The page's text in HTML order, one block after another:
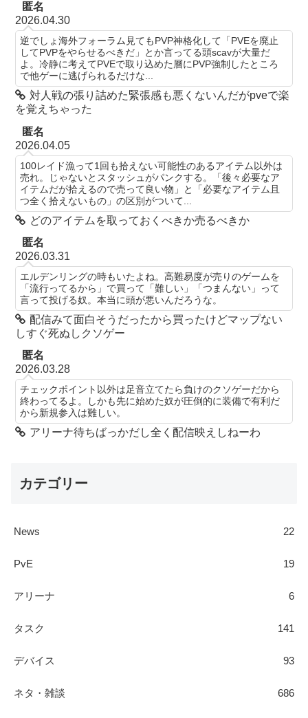
匿名
2026.04.30
逆でしょ海外フォーラム見てもPVP神格化して「PVEを廃止
してPVPをやらせるべきだ」とか言ってる頭scavが大量だ
よ。冷静に考えてPVEで取り込めた層にPVP強制したところ
で他ゲーに逃げられるだけな...
対人戦の張り詰めた緊張感も悪くないんだがpveで楽
を覚えちゃった
匿名
2026.04.05
100レイド漁って1回も拾えない可能性のあるアイテム以外は
売れ。じゃないとスタッシュがパンクする。「後々必要なア
イテムだが拾えるので売って良い物」と「必要なアイテム且
つ全く拾えないもの」の区別がついて...
どのアイテムを取っておくべきか売るべきか
匿名
2026.03.31
エルデンリングの時もいたよね。高難易度が売りのゲームを
「流行ってるから」で買って「難しい」「つまんない」って
言って投げる奴。本当に頭が悪いんだろうな。
配信みて面白そうだったから買ったけどマップない
しすぐ死ぬしクソゲー
匿名
2026.03.28
チェックポイント以外は足音立てたら負けのクソゲーだから
終わってるよ。しかも先に始めた奴が圧倒的に装備で有利だ
から新規参入は難しい。
アリーナ待ちばっかだし全く配信映えしねーわ
カテゴリー
News 22
PvE 19
アリーナ 6
タスク 141
デバイス 93
ネタ・雑談 686